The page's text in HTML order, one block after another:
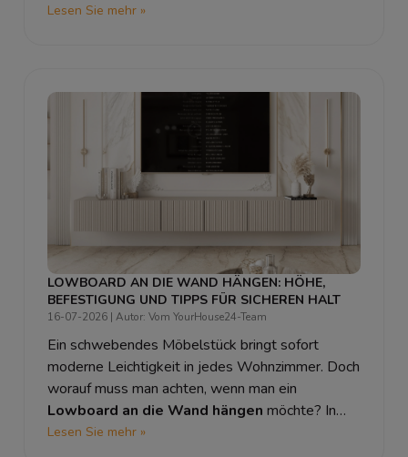
Wohnzimmer , damit es modern und gleichzeitig
Wohnzimmer gestalten, um eine stilvolle
Wohlfühloase zu kreieren.
Lesen Sie mehr »
LOWBOARD AN DIE WAND HÄNGEN: HÖHE,
BEFESTIGUNG UND TIPPS FÜR SICHEREN HALT
16-07-2026 | Autor: Vom YourHouse24-Team
Ein schwebendes Möbelstück bringt sofort
moderne Leichtigkeit in jedes Wohnzimmer. Doch
worauf muss man achten, wenn man ein
Lowboard an die Wand hängen möchte? In
diesem Ratgeber klären wir,
Lesen Sie mehr »